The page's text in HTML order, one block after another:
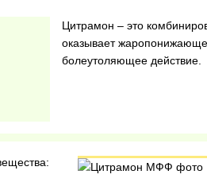
Цитрамон – это
оказывает
болеутоляющее действие.